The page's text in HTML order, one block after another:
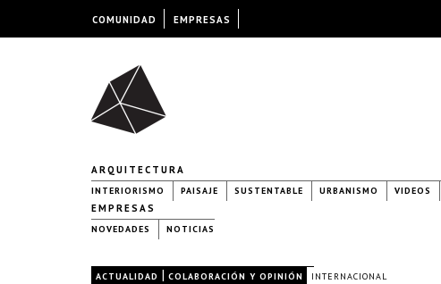
ARQUITECTURA
INTERIORISMO PAISAJE SUSTENTABLE URBANISMO VIDEOS
EMPRESAS
NOVEDADES NOTICIAS
ACTUALIDAD | COLABORACIÓN Y OPINIÓN INTERNACIONAL
COMUNIDAD EMPRESAS